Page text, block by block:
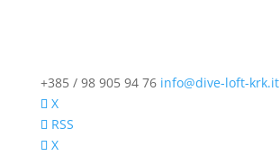
+385 / 98 905 94 76 info@dive-loft-krk.it
X
RSS
X